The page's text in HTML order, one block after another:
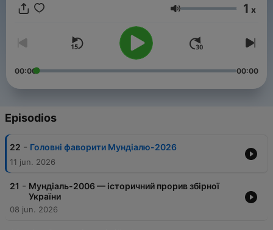
розповіді про те, як за останні 100 років змінювався
футбольні протистояння, пісні, які запалювали стадіони, і
талісманів, що стали символами улюбленої гри мільйонів.
Volumen 1 x
00:00 00:00
Episodios
22 - Головні фаворити Мундіалю-2026
11 jun. 2026
21 - Мундіаль-2006 — історичний прорив збірної
України
08 jun. 2026